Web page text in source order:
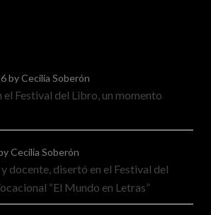
by Cecilia Soberón
el Festival del Libro, un momento
Cecilia Soberón
docente, disertó en el Festival del
“El Mundo en Letras”